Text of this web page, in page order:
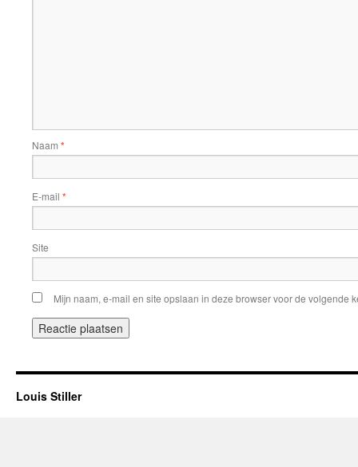
Naam *
E-mail *
Site
Mijn naam, e-mail en site opslaan in deze browser voor de volgende
Louis Stiller